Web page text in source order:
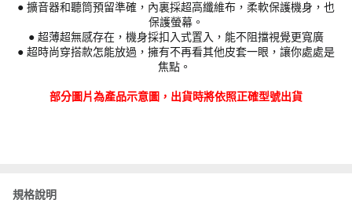
● 擴音器和聽筒預留準確，內裏採超高纖維布，柔軟保護機身，也
保護螢幕。
● 超薄超無感存在，機身採扣入式置入，能不阻擋視覺更寬廣
● 超時尚穿搭款怎能放過，擁有不再看其他皮套一眼，讓你處處是
焦點。
部分圖片為產品示意圖，出貨時將依照正確型號出貨
規格說明